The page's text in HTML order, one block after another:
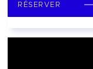
RÉSERVER